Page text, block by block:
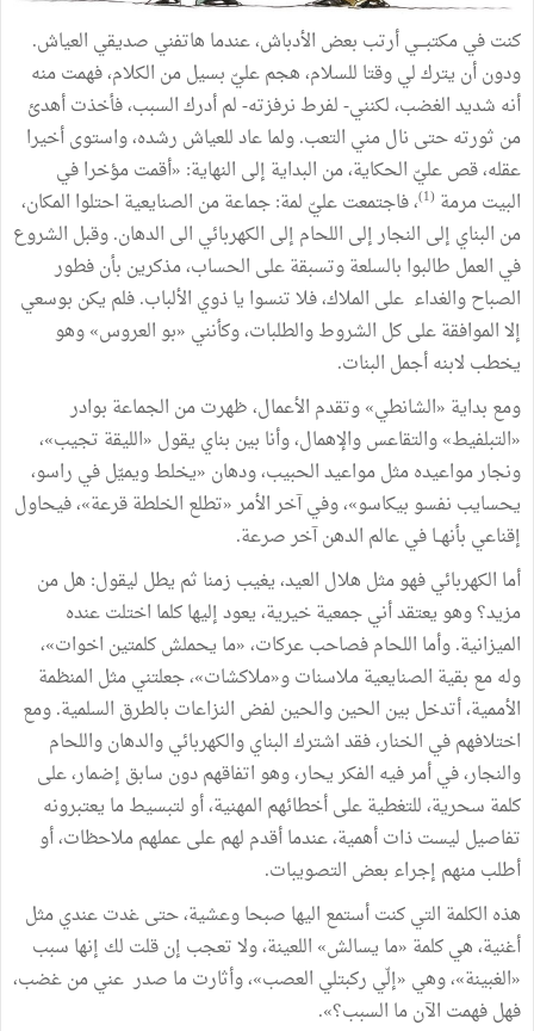
كنتفيمكتبـــيأرتب بعض الأدباش،عندما هاتفني صديقي العياش.
ودونأن يتركليوقتا للسلام،هجمعليّ بسيلمن الكلام،فهمتمنه
أنه شديدالغضب،لكنني-لفرط نرفزته-لمأدركالسبب،فأخذتأهدئ
من ثورتهحتى نالمني التعب.ولماعادللعياش رشده،واستوىأخيرا
عقله،قصعليّ الحكاية،من البداية إلى النهاية:
«أقمتمؤخرافي
البيتمرمة (
1
)،فاجتمعتعليّ لمة:جماعةمن الصنايعية احتلوا المكان،
من البناي إلى النجارإلى اللحام إلى الكهربائي الى الدهان.وقبل الشروع
في العمل طالبوا بالسلعةوتسبقةعلى الحساب،مذكرين بأنفطور
الصباحوالغداء على الملاك،فلاتنسوا ياذوي الألباب.فلم يكن بوسعي
إلاالموافقةعلىكل الشروطوالطلبات،وكأنني «بوالعروس»وهو
يخطب لابنهأجمل البنات.
ومع بداية «الشانطي»وتقدم الأعمال،ظهرتمن الجماعة بوادر
«التبلفيط»والتقاعسوالإهمال،وأنا بين بناي يقول «الليقة تجيب»،
ونجارمواعيدهمثلمواعيدالحبيب،ودهان «يخلطويميّلفي راسو،
يحسايب نفسوبيكاسو»،وفيآخرالأمر«تطلع الخلطةقرعة»،فيحاول
إقناعي بأنهــافيعالم الدهنآخرصرعة.
أما الكهربائيفهومثل هلال العيد،يغيب زمنا ثم يطل ليقول: هلمن
مزيد؟وهويعتقدأنيجمعيةخيرية،يعودإليهاكلما اختلتعنده
الميزانية.وأما اللحامفصاحبعركات،«ما يحملشكلمتين اخوات»،
ولهمع بقية الصنايعيةملاسناتو«ملاكشات»،جعلتنيمثل المنظمة
الأممية،أتدخل بين الحينوالحين لفض النزاعات بالطرق السلمية.ومع
اختلافهمفي الخنار،فقداشتركالبنايوالكهربائيوالدهانواللحام
والنجار،فيأمرفيه الفكريحار،وهواتفاقهمدون سابق إضمار،على
كلمة سحرية،للتغطيةعلىأخطائهم المهنية،أولتبسيطما يعتبرونه
تفاصيل ليستذاتأهمية،عندماأقدم لهمعلىعملهمملاحظات،أو
أطلبمنهم إجراء بعض التصويبات.
هذه الكلمة التيكنتأستمع اليها صبحاوعشية،حتىغدتعنديمثل
أغنية،هيكلمة «ما يسالش» اللعينة،ولاتعجب إنقلت لك إنها سبب
«الغبينة»،وهي «إلّي ركبتلي العصب»،وأثارتما صدر عنيمنغضب،
فهلفهمت الآنما السبب؟»
.